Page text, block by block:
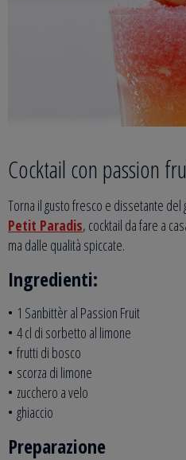
Cocktail con passion
Torna il gusto fresco e dissetante del
Petit Paradis, cocktail da fare a
ma dalle qualità spiccate.
Ingredienti:
• 1 Sanbittèr al Passion Fruit
• 4 cl di sorbetto al limone
• frutti di bosco
• scorza di limone
• zucchero a velo
• ghiaccio
Preparazione